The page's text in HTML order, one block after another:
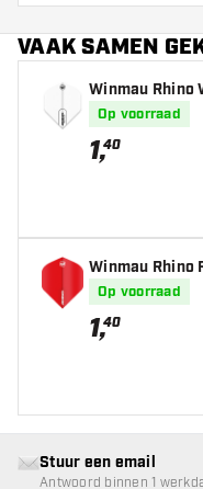
VAAK SAMEN
Winmau Rhino
hts
Op voorraad
1,40
Winmau Rhino
Op voorraad
1,40
Stuur een email
Antwoord binnen 1